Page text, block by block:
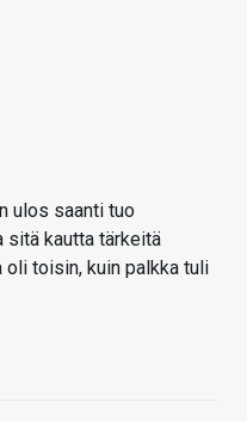
ulos saanti tuo
sitä kautta tärkeitä
toisin, kuin palkka tuli